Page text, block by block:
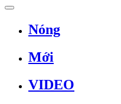
Nóng
Mới
VIDEO